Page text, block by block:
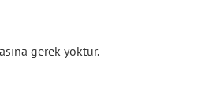
gerek yoktur.